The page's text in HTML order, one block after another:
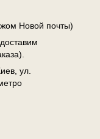
Новой почты)
ул.